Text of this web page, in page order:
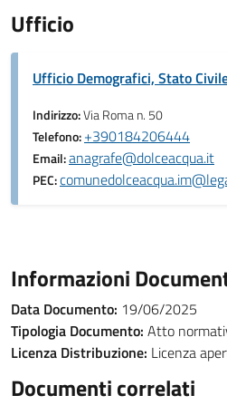
Ufficio
Ufficio Demografici, Stato
Indirizzo:Via Roma n. 50
Telefono:+390184206444
Email:anagrafe@dolceacqua.it
PEC:
Informazioni
Data Documento: 19/06/2025
Tipologia Documento: Atto
Licenza Distribuzione: Licenza
Documenti correlati